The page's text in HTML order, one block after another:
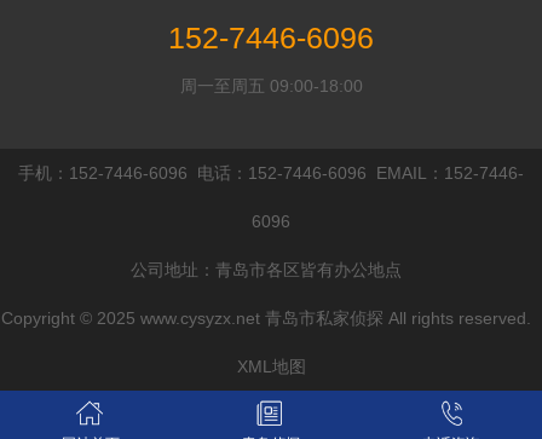
152-7446-6096
周一至周五 09:00-18:00
手机：152-7446-6096 电话：152-7446-6096 EMAIL：152-7446-
6096
公司地址：青岛市各区皆有办公地点
Copyright © 2025 www.cysyzx.net 青岛市私家侦探 All rights reserved.
XML地图